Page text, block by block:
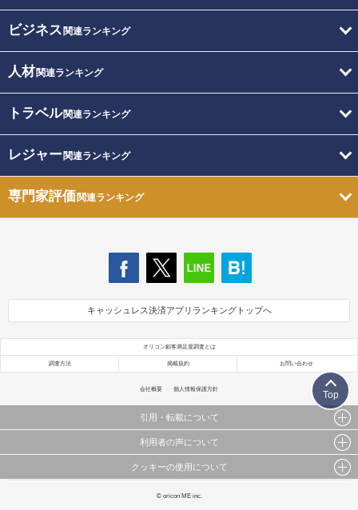
ビジネス 関連ランキング
人材関連ランキング
トラベル関連ランキング
レジャー関連ランキング
専門家評価関連ランキング
キャッシュレス決済アプリランキングトップへ
オリコン顧客満足度調査とは
調査方法 掲載規約 お問い合わせ
会社概要 個人情報保護方針
引用・転載について
当サイトで公開されている情報（文字、写真、イラスト、画像データ等）及びこれらの配置・
これらの情報を権利者の許可なく無断転載・複製などの二次利用を行うことは固く禁じており
利用者の声について
当サイトに掲載している内容はすべてサービスの利用者が提出された見解・感想です。
弊社の見解・ 意見ではないことをご理解いただいた上でご覧ください。
クッキーの使用について
このサイトでは Cookie を使用して、ユーザーに合わせたコンテンツや広告の表示、ソーシャル
© oricon ME inc.
Top